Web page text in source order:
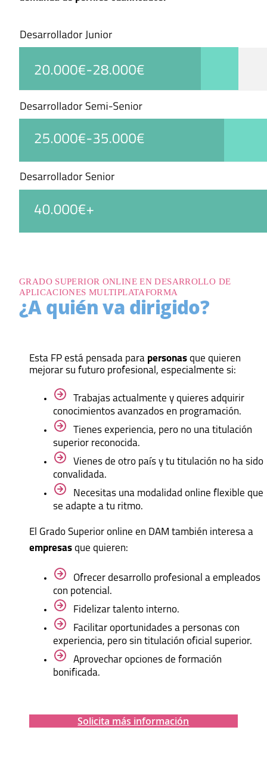
GRADO SUPERIOR ONLINE EN DESARROLLO DE
APLICACIONES MULTIPLATAFORMA
¿A quién va dirigido?
Esta FP está pensada para personas que quieren
mejorar su futuro profesional, especialmente si:
Trabajas actualmente y quieres adquirir
conocimientos avanzados en programación.
Tienes experiencia, pero no una titulación
superior reconocida.
Vienes de otro país y tu titulación no ha sido
convalidada.
Necesitas una modalidad online flexible que
se adapte a tu ritmo.
El Grado Superior online en DAM también interesa a
empresas que quieren:
Ofrecer desarrollo profesional a empleados
con potencial.
Fidelizar talento interno.
Facilitar oportunidades a personas con
experiencia, pero sin titulación oficial superior.
Aprovechar opciones de formación
bonificada.
Solicita más información